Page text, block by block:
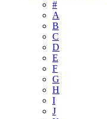
#
A
B
C
D
E
F
G
H
I
J